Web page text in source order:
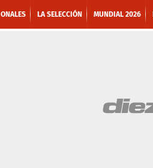
LA SELECCIÓN MUNDIAL 2026